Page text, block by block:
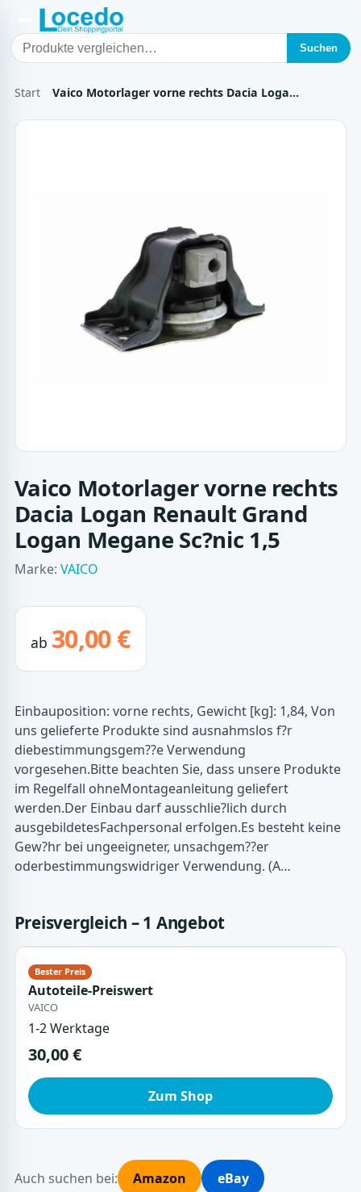
Suchen
Start Vaico Motorlager vorne rechts Dacia Loga…
Vaico Motorlager vorne rechts
Dacia Logan Renault Grand
Logan Megane Sc?nic 1,5
Marke: VAICO
ab 30,00 €
Einbauposition: vorne rechts, Gewicht [kg]: 1,84, Von
uns gelieferte Produkte sind ausnahmslos f?r
diebestimmungsgem??e Verwendung
vorgesehen.Bitte beachten Sie, dass unsere Produkte
im Regelfall ohneMontageanleitung geliefert
werden.Der Einbau darf ausschlie?lich durch
ausgebildetesFachpersonal erfolgen.Es besteht keine
Gew?hr bei ungeeigneter, unsachgem??er
oderbestimmungswidriger Verwendung. (A…
Preisvergleich – 1 Angebot
Autoteile-Preiswert
VAICO
1-2 Werktage
30,00 €
Zum Shop
Auch suchen bei: Amazon eBay